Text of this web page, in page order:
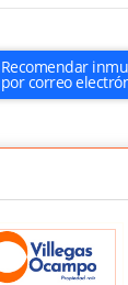
Recomendar
por correo